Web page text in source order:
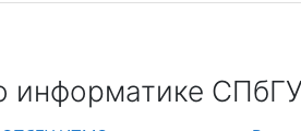
информатике